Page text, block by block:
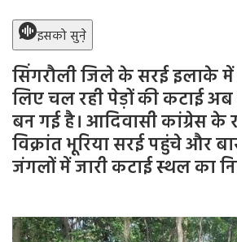
इसको सुने़
सिंगरौली जिले के सरई इलाके
लिए चल रही पेड़ों की कटाई अब
बन गई है। आदिवासी कांग्रेस के
विक्रांत भूरिया सरई पहुंचे और
जंगलों में जारी कटाई स्थल का